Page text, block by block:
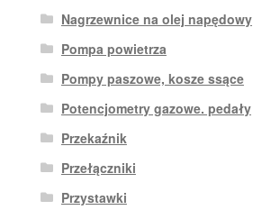
Nagrzewnice na olej napędowy
Pompa powietrza
Pompy paszowe, kosze ssące
Potencjometry gazowe. pedały
Przekaźnik
Przełączniki
Przystawki